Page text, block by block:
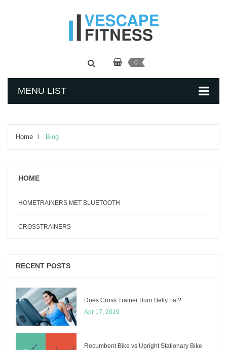
0
MENU LIST
Home Blog
HOME
HOMETRAINERS MET BLUETOOTH
CROSSTRAINERS
RECENT POSTS
Does Cross Trainer Burn Belly Fat?
Apr 17, 2019
Recumbent Bike vs Upright Stationary Bike